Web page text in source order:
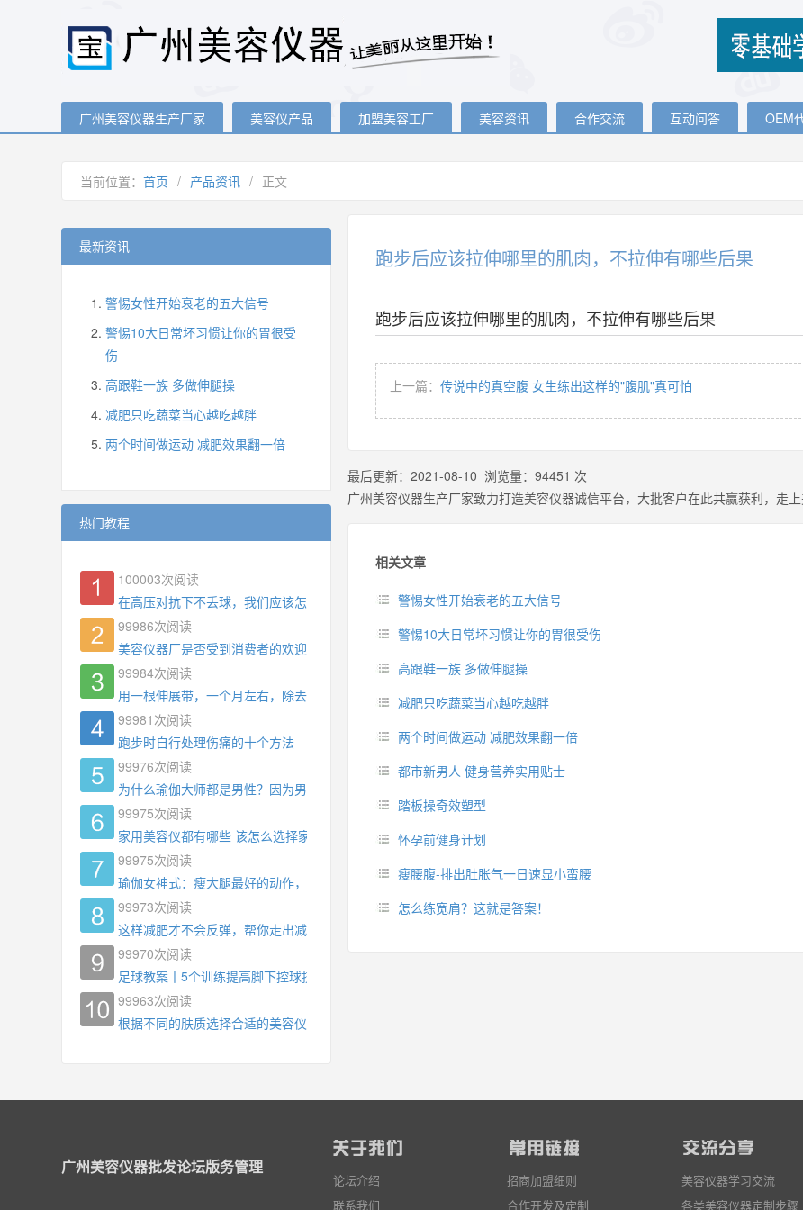
广州美容仪器生产厂家 美容仪产品 加盟美容工厂 美容资讯 合作交流 互动问答 OEM
当前位置： 首页 / 产品资讯 / 正文
跑步后应该拉伸哪里的肌肉，不拉伸有哪些后果
跑步后应该拉伸哪里的肌肉，不拉伸有哪些后果
上一篇： 传说中的真空腹 女生练出这样的"腹肌"真可怕
最后更新： 2021-08-10 浏览量： 94451 次
广州美容仪器生产厂家致力打造美容仪器诚信平台，大批客户在此共赢获利，走上
相关文章
警惕女性开始衰老的五大信号
警惕10大日常坏习惯让你的胃很受伤
高跟鞋一族 多做伸腿操
减肥只吃蔬菜当心越吃越胖
两个时间做运动 减肥效果翻一倍
都市新男人 健身营养实用贴士
踏板操奇效塑型
怀孕前健身计划
瘦腰腹-排出肚胀气一日速显小蛮腰
怎么练宽肩？这就是答案！
最新资讯
警惕女性开始衰老的五大信号
警惕10大日常坏习惯让你的胃很受
伤
高跟鞋一族 多做伸腿操
减肥只吃蔬菜当心越吃越胖
两个时间做运动 减肥效果翻一倍
热门教程
100003次阅读
在高压对抗下不丢球，我们应该怎么练?
99986次阅读
美容仪器厂是否受到消费者的欢迎
99984次阅读
用一根伸展带，一个月左右，除去了手臂拜拜肉，背也变薄了
99981 次阅读
跑步时自行处理伤痛的十个方法
99976次阅读
为什么瑜伽大师都是男性？因为男权，让女性失去同等的机会
99975次阅读
家用美容仪都有哪些 该怎么选择家用美容仪
99975次阅读
瑜伽女神式：瘦大腿最好的动作，没有之一，为什么你练了没效果？
99973次阅读
这样减肥才不会反弹，帮你走出减肥瓶颈
99970次阅读
足球教案丨5个训练提高脚下控球技术
99963次阅读
根据不同的肤质选择合适的美容仪器
广州美容仪器批发论坛版务管理
论坛介绍
联系我们
招商加盟细则
合作开发及定制
美容仪器学习交流
各类美容仪器定制步骤